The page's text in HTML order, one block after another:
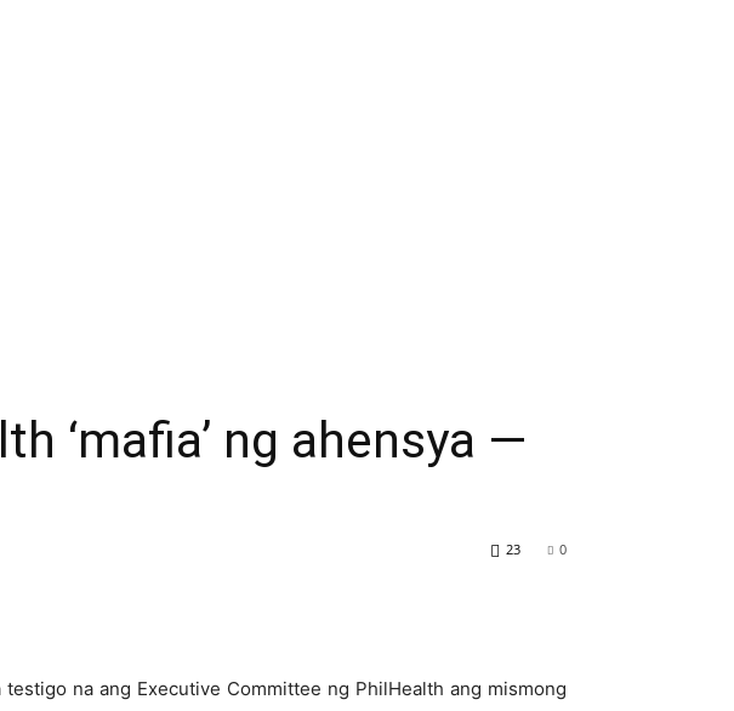
‘mafia’ ng ahensya —
0
23
na ang Executive Committee ng PhilHealth ang mismong